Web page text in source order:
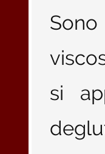
si